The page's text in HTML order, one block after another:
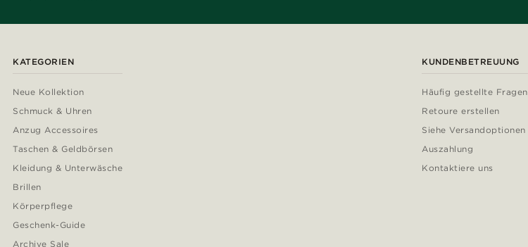
KATEGORIEN
Neue Kollektion
Schmuck & Uhren
Anzug Accessoires
Taschen & Geldbörsen
Kleidung & Unterwäsche
Brillen
Körperpflege
Geschenk-Guide
Archive Sale
KUNDENBETREUUNG
Häufig gestellte Fragen
Retoure erstellen
Siehe Versandoptionen
Auszahlung
Kontaktiere uns